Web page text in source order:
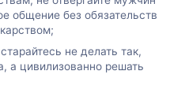
общение без обязательств
не делать так,
а цивилизованно решать